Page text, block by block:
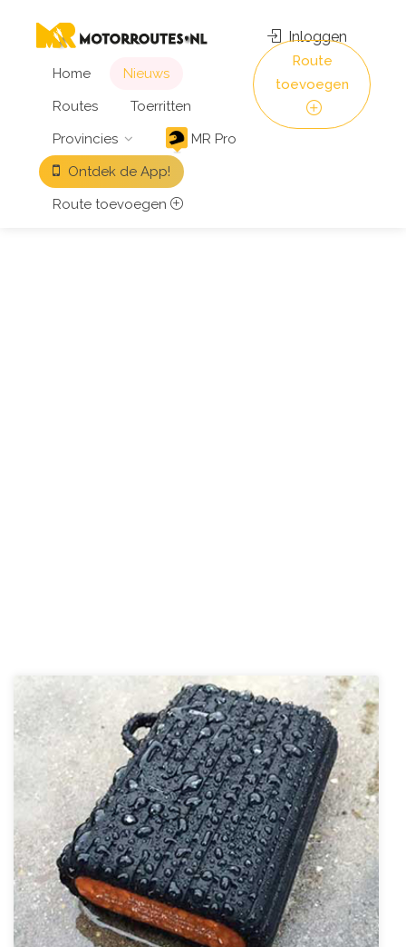
Home
Nieuws
Routes
Toerritten
Provincies
MR Pro
Ontdek de App!
Route toevoegen
Inloggen
Route
toevoegen